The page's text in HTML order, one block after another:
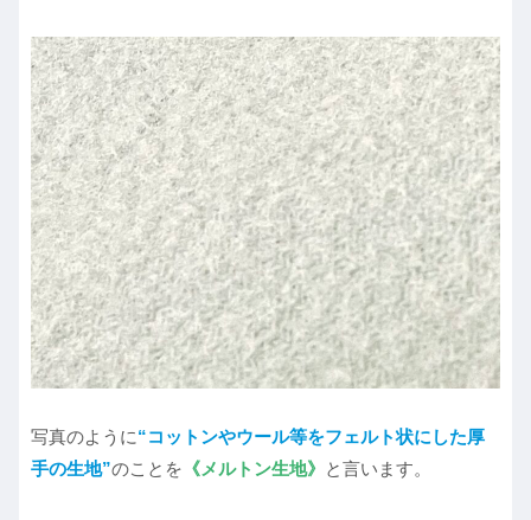
写真のように“コットンやウール等をフェルト状にした厚
手の生地”のことを 《メルトン生地》 と言います。